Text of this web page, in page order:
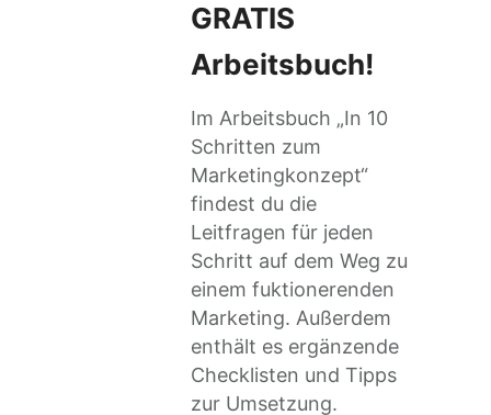
GRATIS
Arbeitsbuch!
Im Arbeitsbuch „In 10
Schritten zum
Marketingkonzept“
findest du die
Leitfragen für jeden
Schritt auf dem Weg zu
einem fuktionerenden
Marketing. Außerdem
enthält es ergänzende
Checklisten und Tipps
zur Umsetzung.